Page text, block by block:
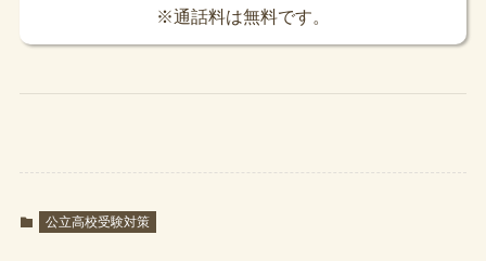
※通話料は無料です。
公立高校受験対策